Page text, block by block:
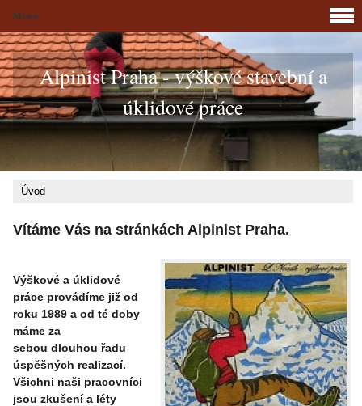
Alpinist Praha - výškové stavební a
úklidové práce
Úvod
Vítáme Vás na stránkách Alpinist Praha.
Výškové a úklidové
práce provádíme již od
roku 1989 a od té doby
máme za
sebou dlouhou řadu
úspěšných realizací.
Všichni naši pracovníci
jsou zkušení a léty
Menu